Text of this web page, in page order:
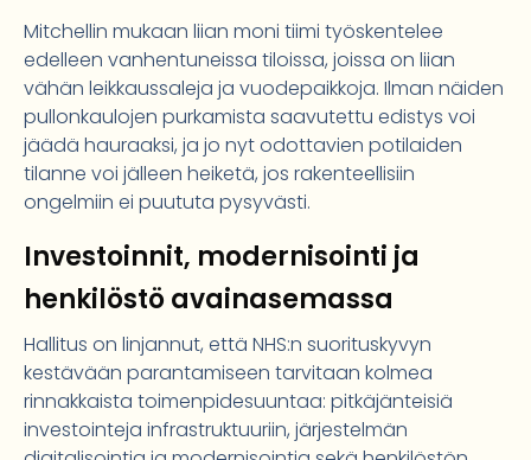
Mitchellin mukaan liian moni tiimi työskentelee
edelleen vanhentuneissa tiloissa, joissa on liian
vähän leikkaussaleja ja vuodepaikkoja. Ilman näiden
pullonkaulojen purkamista saavutettu edistys voi
jäädä hauraaksi, ja jo nyt odottavien potilaiden
tilanne voi jälleen heiketä, jos rakenteellisiin
ongelmiin ei puututa pysyvästi.
Investoinnit, modernisointi ja
henkilöstö avainasemassa
Hallitus on linjannut, että NHS:n suorituskyvyn
kestävään parantamiseen tarvitaan kolmea
rinnakkaista toimenpidesuuntaa: pitkäjänteisiä
investointeja infrastruktuuriin, järjestelmän